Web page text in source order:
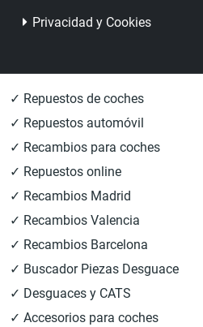
Privacidad y Cookies
✓ Repuestos de coches
✓ Repuestos automóvil
✓ Recambios para coches
✓ Repuestos online
✓ Recambios Madrid
✓ Recambios Valencia
✓ Recambios Barcelona
✓ Buscador Piezas Desguace
✓ Desguaces y CATS
✓ Accesorios para coches